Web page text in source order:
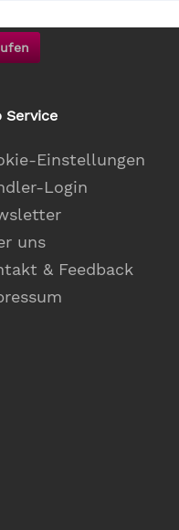
Service
Einstellungen
Login
uns
& Feedback